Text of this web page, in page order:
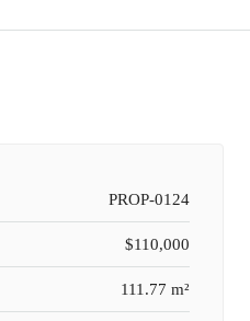
PROP-0124
$110,000
111.77 m²